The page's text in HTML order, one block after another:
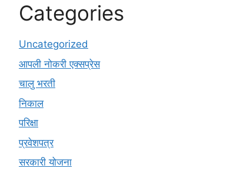
Categories
Uncategorized
आपली नोकरी एक्सप्रेस
चालु भरती
निकाल
परिक्षा
प्रवेशपत्र
सरकारी योजना